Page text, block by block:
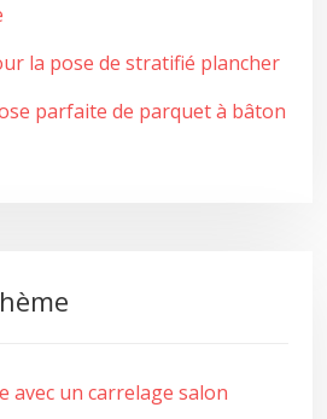
la pose de stratifié plancher
parfaite de parquet à bâton
avec un carrelage salon